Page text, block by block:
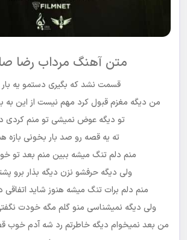
متن آهنگ مرداب رضا
قسمت نشد که بگیری دستمو یه بار
من دیگه مغزم قبول کرد مهم نیست از این به
تو دیگه عوض نمیشی تو منم کردی
ته یه قصه رو صد بار بخونی بازه
منم دلم تنگ میشه ببین منم بعد تو
ولی دیگه حرفشو نزن دیگه بذار برو
منم دلم برات تنگ میشه هنوز شاید اتفاقی
ولی دیگه نمیشناسی منو گلم مگه خودت
من بعد نمیخوام دیگه خاطرتم رد شه آدم خوب